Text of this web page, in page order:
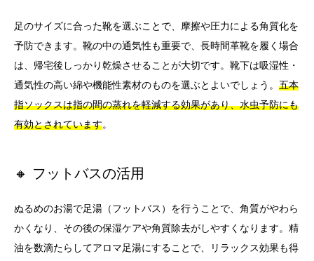
足のサイズに合った靴を選ぶことで、摩擦や圧力による角質化を
予防できます。靴の中の通気性も重要で、長時間革靴を履く場合
は、帰宅後しっかり乾燥させることが大切です。靴下は吸湿性・
通気性の高い綿や機能性素材のものを選ぶとよいでしょう。 五本
指ソックスは指の間の蒸れを軽減する効果があり、水虫予防にも
有効とされています。
🔸 フットバスの活用
ぬるめのお湯で足湯（フットバス）を行うことで、角質がやわら
かくなり、その後の保湿ケアや角質除去がしやすくなります。精
油を数滴たらしてアロマ足湯にすることで、リラックス効果も得